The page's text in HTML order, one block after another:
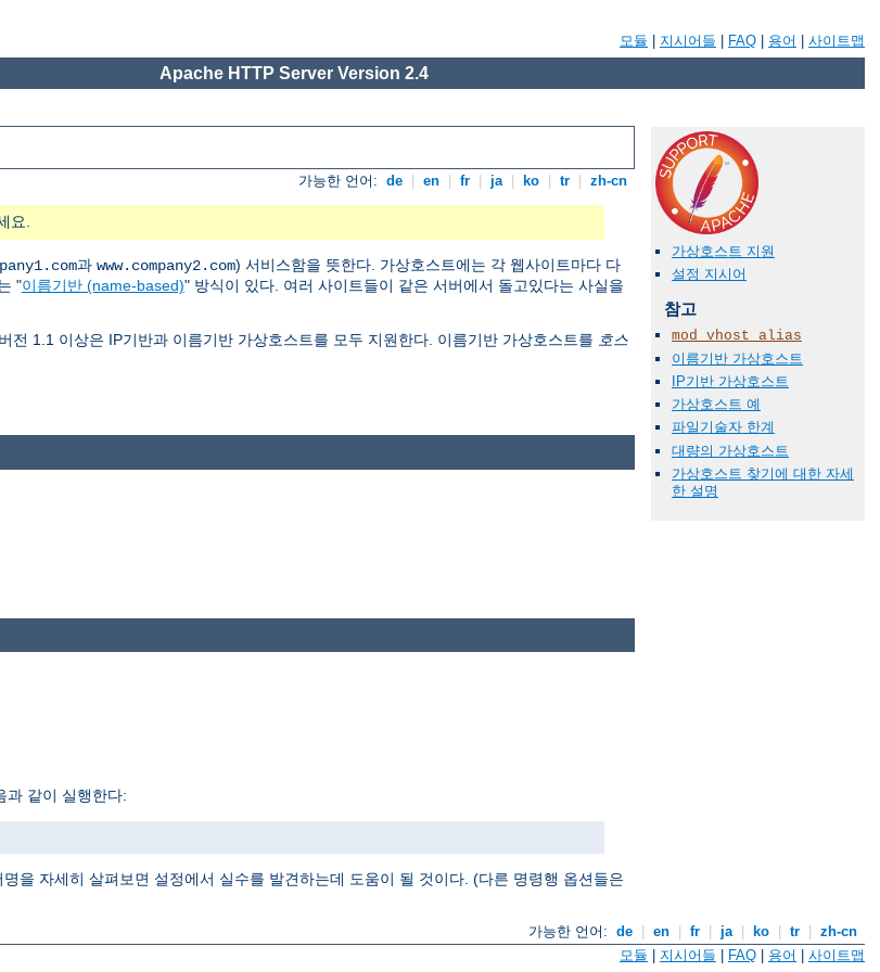
모듈 지시어들 FAQ 용어 사이트맵
Apache HTTP Server Version 2.4
가능한 언어: de en fr ja ko tr zh-cn
요.
과 www.company2.com) 서비스함을 뜻한다. 가상호스트에는 각 웹사이트마다 다
"이름기반 (name-based)" 방식이 있다. 여러 사이트들이 같은 서버에서 돌고있다는 사실을
1.1 이상은 IP기반과 이름기반 가상호스트를 모두 지원한다. 이름기반 가상호스트를 호스
가상호스트 지원
설정 지시어
참고
mod_vhost_alias
이름기반 가상호스트
IP기반 가상호스트
가상호스트 예
파일기술자 한계
대량의 가상호스트
가상호스트 찾기에 대한 자세
한 설명
과 같이 실행한다:
을 자세히 살펴보면 설정에서 실수를 발견하는데 도움이 될 것이다. (다른 명령행 옵션들은
가능한 언어: de en fr ja ko tr
zh-cn
모듈 지시어들 FAQ 용어 사이트맵